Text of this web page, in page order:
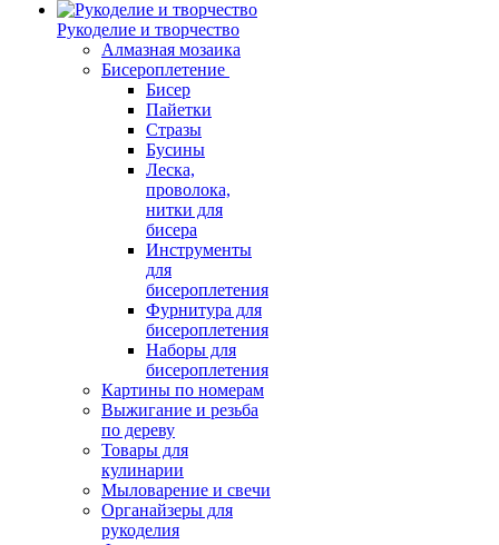
Рукоделие и творчество
Алмазная мозаика
Бисероплетение
Бисер
Пайетки
Стразы
Бусины
Леска,
проволока,
нитки для
бисера
Инструменты
для
бисероплетения
Фурнитура для
бисероплетения
Наборы для
бисероплетения
Картины по номерам
Выжигание и резьба
по дереву
Товары для
кулинарии
Мыловарение и свечи
Органайзеры для
рукоделия